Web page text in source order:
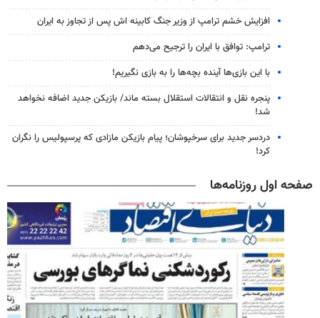
افزایش خشم ترامپ از وزیر جنگ کابینه اش پس از تجاوز به ایران
ترامپ: توافق با ایران را ترجیح می‌دهم
با این بازی‌ها آینده بچه‌ها را به بازی نگیریم!
پنجره‌ نقل و انتقالات استقلال بسته ماند/ بازیکن جدید اضافه نخواهد
شد!
دردسر جدید برای سرخپوشان؛ پیام بازیکن مازادی که پرسپولیس را نگران
کرد!
صفحه اول روزنامه‌ها